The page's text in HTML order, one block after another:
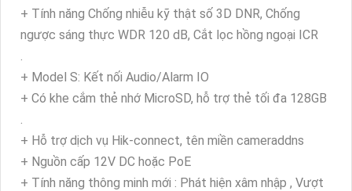
+ Tính năng Chống nhiễu kỹ thật số 3D DNR, Chống
ngược sáng thực WDR 120 dB, Cắt lọc hồng ngoại ICR
+ Model S: Kết nối Audio/Alarm IO
+ Có khe cắm thẻ nhớ MicroSD, hỗ trợ thẻ tối đa 128GB
+ Hỗ trợ dịch vụ Hik-connect, tên miền cameraddns
+ Nguồn cấp 12V DC hoặc PoE
+ Tính năng thông minh mới : Phát hiện xâm nhập , Vượt